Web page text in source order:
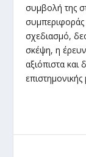
συμβολή της
συμπεριφοράς
σχεδιασμό,
σκέψη, η
αξιόπιστα και
επιστημονικής